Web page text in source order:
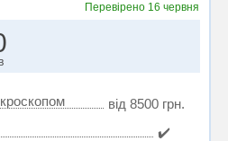
Перевірено 16 червня
від 8500 грн.
✔️